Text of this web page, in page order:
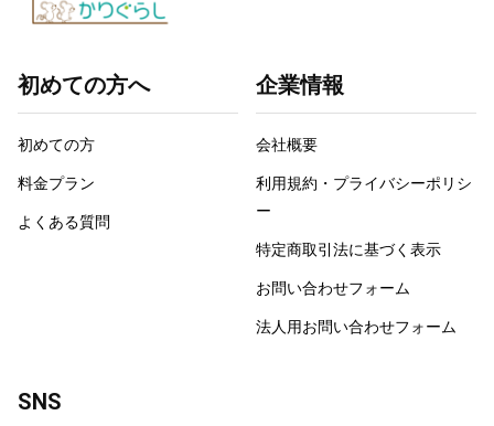
初めての方へ
初めての方
料金プラン
よくある質問
企業情報
会社概要
利用規約・プライバシーポリシ
ー
特定商取引法に基づく表示
お問い合わせフォーム
法人用お問い合わせフォーム
SNS